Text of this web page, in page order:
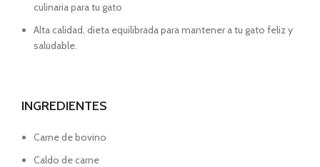
culinaria para tu gato
Alta calidad, dieta equilibrada para mantener a tu gato feliz y
saludable.
INGREDIENTES
Carne de bovino
Caldo de carne